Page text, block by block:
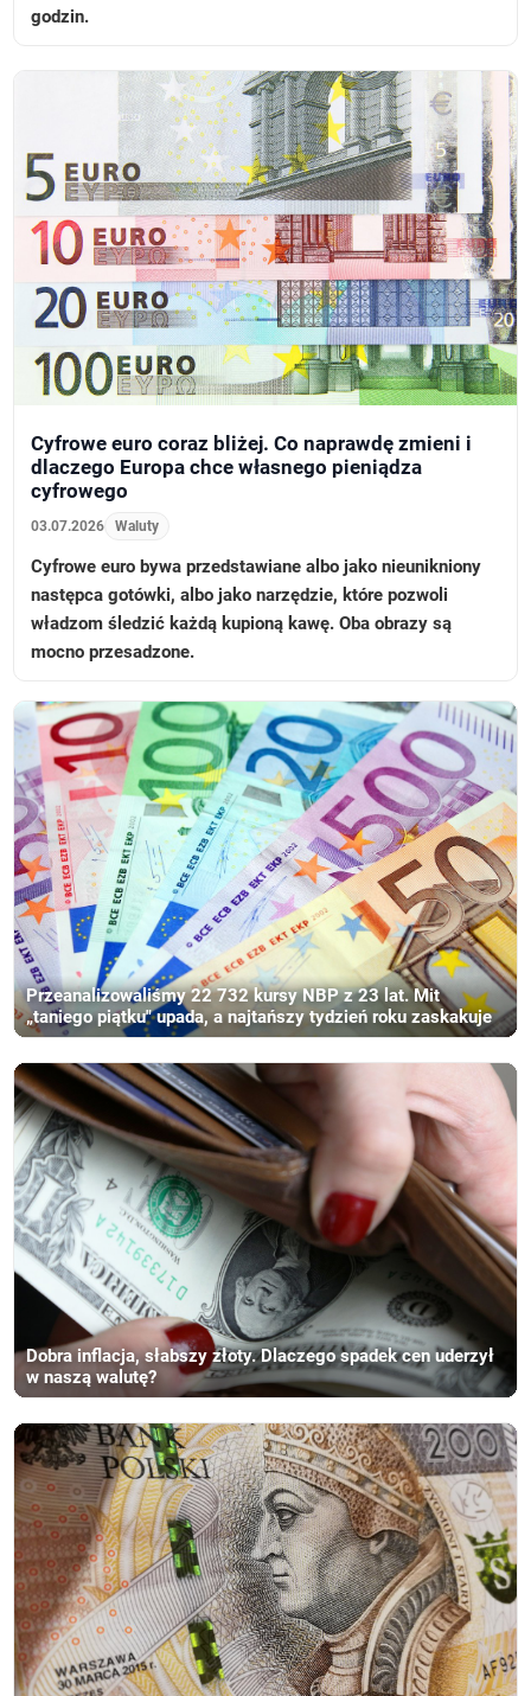
godzin.
Cyfrowe euro coraz bliżej. Co naprawdę zmieni i
dlaczego Europa chce własnego pieniądza
cyfrowego
03.07.2026 Waluty
Cyfrowe euro bywa przedstawiane albo jako nieunikniony
następca gotówki, albo jako narzędzie, które pozwoli
władzom śledzić każdą kupioną kawę. Oba obrazy są
mocno przesadzone.
Przeanalizowaliśmy 22 732 kursy NBP z 23 lat. Mit
„taniego piątku" upada, a najtańszy tydzień roku zaskakuje
Dobra inflacja, słabszy złoty. Dlaczego spadek cen uderzył
w naszą walutę?